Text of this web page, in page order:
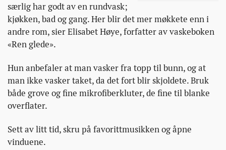
særlig har godt av en rundvask;
kjøkken, bad og gang. Her blir det mer møkkete enn i
andre rom, sier Elisabet Høye, forfatter av vaskeboken
«Ren glede».
Hun anbefaler at man vasker fra topp til bunn, og at
man ikke vasker taket, da det fort blir skjoldete. Bruk
både grove og fine mikrofiberkluter, de fine til blanke
overflater.
Sett av litt tid, skru på favorittmusikken og åpne
vinduene.